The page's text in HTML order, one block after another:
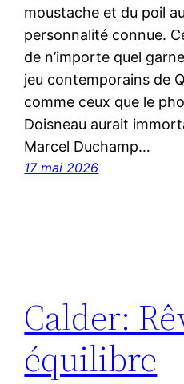
moustache et du poil
personnalité connue.
de n’importe quel
jeu contemporains de
comme ceux que le
Doisneau aurait
Marcel Duchamp…
17 mai 2026
Calder:
équilibre